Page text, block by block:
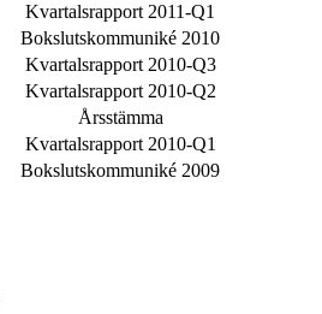
Kvartalsrapport 2011-Q1
Bokslutskommuniké 2010
Kvartalsrapport 2010-Q3
Kvartalsrapport 2010-Q2
Årsstämma
Kvartalsrapport 2010-Q1
Bokslutskommuniké 2009